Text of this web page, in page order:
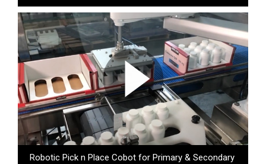
Robotic Pick n Place Cobot for Primary & Secondary